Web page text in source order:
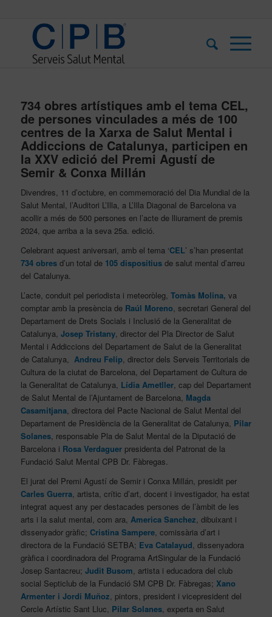
734 obres artístiques amb el tema CEL,
de persones vinculades a més de 100
centres de la Xarxa de Salut Mental i
Addiccions de Catalunya, participen en
la XXV edició del Premi Agustí de
Semir & Conxa Millán
Divendres, 11 d’octubre, en commemoració del Dia Mundial de la
Salut Mental, l’Auditori L’Illa, a L’Illa Diagonal de Barcelona va
acollir a més de 500 persones en l’acte de lliurament de premis
2024, que arriba a la seva 25a. edició.
Celebrant aquest aniversari, amb el tema ‘CEL’ s’han presentat
734 obres d’un total de105 dispositius de salut mental d’arreu
del Catalunya.
L’acte, conduit pel periodista i meteoròleg, Tomàs Molina, va
comptar amb la presència de Raúl Moreno, secretari General del
Departament de Drets Socials i Inclusió de la Generalitat de
Catalunya, Josep Tristany, director del Pla Director de Salut
Mental i Addiccions del Departament de Salut de la Generalitat
de Catalunya, Andreu Felip, director dels Serveis Territorials de
Cultura de la ciutat de Barcelona, del Departament de Cultura de
la Generalitat de Catalunya, Lídia Ametller, cap del Departament
de Salut Mental de l’Ajuntament de Barcelona, Magda
Casamitjana, directora del Pacte Nacional de Salut Mental del
Departament de Presidència de la Generalitat de Catalunya, Pilar
Solanes, responsable Pla de Salut Mental de la Diputació de
Barcelona i Rosa Verdaguerpresidenta del Patronat de la
Fundació Salut Mental CPB Dr. Fàbregas.
El jurat del Premi Agustí de Semir i Conxa Millán, presidit per
Carles Guerra, artista, crític d’art, docent i investigador, ha estat
integrat aquest any per destacades persones de l’àmbit de les
arts i la salut mental, com ara, America Sanchez, dibuixant i
dissenyador gràfic; Cristina Sampere, comissària d’art i
directora de la Fundació SETBA; Eva Catalayud, dissenyadora
gràfica i coordinadora del Programa ArtSingular de la Fundació
Josep Santacreu; Judit Busom, artista i educadora del club
social Septiclub de la Fundació SM CPB Dr. Fàbregas; Xano
Armenter i Jordi Muñoz, pintors, president i vicepresident del
Cercle Artístic Sant Lluc, Pilar Solanes, experta en Salut